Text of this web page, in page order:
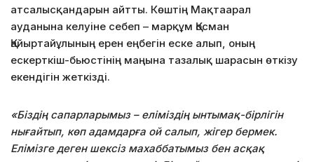
атсалысқандарын айтты. Көштің Мақтаарал
ауданына келуіне себеп – марқұм Қосман
Қайыртайұлының ерен еңбегін еске алып, оның
ескерткіш-бьюстінің маңына тазалық шарасын өткізу
екендігін жеткізді.
«Біздің сапарларымыз – еліміздің ынтымақ-бірлігін
нығайтып, көп адамдарға ой салып, жігер бермек.
Елімізге деген шексіз махаббатымыз бен асқақ